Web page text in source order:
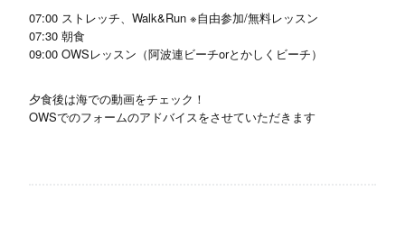
07:00 ストレッチ、Walk&Run ※自由参加/無料レッスン
07:30 朝食
09:00 OWSレッスン（阿波連ビーチorとかしくビーチ）
夕食後は海での動画をチェック！
OWSでのフォームのアドバイスをさせていただきます